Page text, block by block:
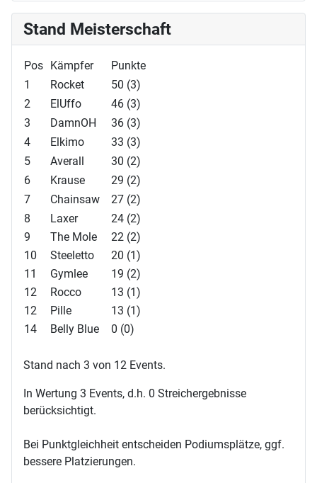
Stand Meisterschaft
Pos Kämpfer
Punkte
1
Rocket
50 (3)
2
ElUffo
46 (3)
3
DamnOH
36 (3)
4
Elkimo
33 (3)
5
Averall
30 (2)
6
Krause
29 (2)
7
Chainsaw
27 (2)
8
Laxer
24 (2)
9
The Mole
22 (2)
10
Steeletto
20 (1)
11
Gymlee
19 (2)
12
Rocco
13 (1)
12
Pille
13 (1)
14
Belly Blue 0 (0)
Stand nach 3 von 12 Events.
In Wertung 3 Events, d.h. 0 Streichergebnisse
berücksichtigt.
Bei Punktgleichheit entscheiden Podiumsplätze, ggf.
bessere Platzierungen.